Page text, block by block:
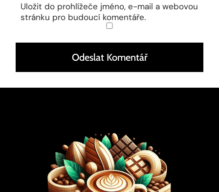
Uložit do prohlížeče jméno, e-mail a webovou
stránku pro budoucí komentáře.